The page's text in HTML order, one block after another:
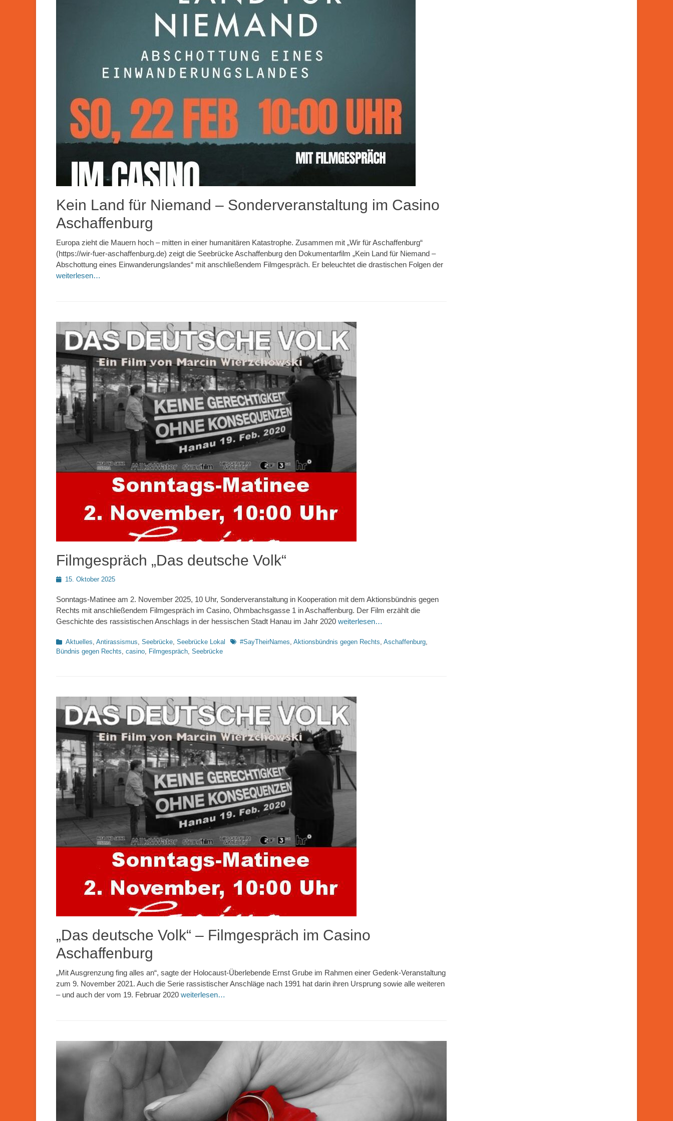
Kein Land für Niemand – Sonderveranstaltung im Casino
Aschaffenburg
Europa zieht die Mauern hoch – mitten in einer humanitären Katastrophe. Zusammen mit „Wir für Aschaffenburg“
(https://wir-fuer-aschaffenburg.de) zeigt die Seebrücke Aschaffenburg den Dokumentarfilm „Kein Land für Niemand –
Abschottung eines Einwanderungslandes“ mit anschließendem Filmgespräch. Er beleuchtet die drastischen Folgen der
weiterlesen…
Filmgespräch „Das deutsche Volk“
Posted15. Oktober 2025
Sonntags-Matinee am 2. November 2025, 10 Uhr, Sonderveranstaltung in Kooperation mit dem Aktionsbündnis gegen
Rechts mit anschließendem Filmgespräch im Casino, Ohmbachsgasse 1 in Aschaffenburg. Der Film erzählt die
Geschichte des rassistischen Anschlags in der hessischen Stadt Hanau im Jahr 2020 weiterlesen…
Kategorien
Aktuelles, Antirassismus, Seebrücke, Seebrücke Lokal Schlagworte
#SayTheirNames, Aktionsbündnis gegen Rechts, Aschaffenburg,
Bündnis gegen Rechts, casino, Filmgespräch, Seebrücke
„Das deutsche Volk“ – Filmgespräch im Casino
Aschaffenburg
„Mit Ausgrenzung fing alles an“, sagte der Holocaust-Überlebende Ernst Grube im Rahmen einer Gedenk-Veranstaltung
zum 9. November 2021. Auch die Serie rassistischer Anschläge nach 1991 hat darin ihren Ursprung sowie alle weiteren
– und auch der vom 19. Februar 2020 weiterlesen…